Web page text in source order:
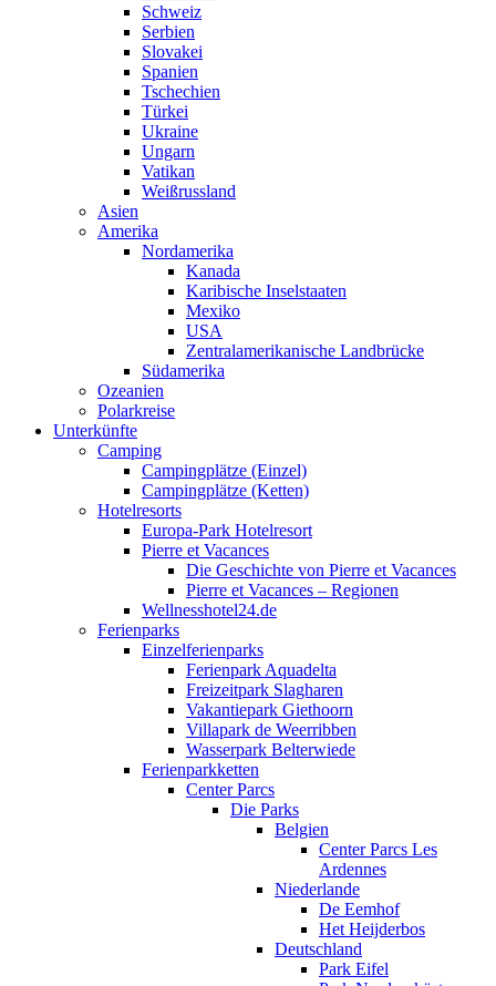
Schweiz
Serbien
Slovakei
Spanien
Tschechien
Türkei
Ukraine
Ungarn
Vatikan
Weißrussland
Asien
Amerika
Nordamerika
Kanada
Karibische Inselstaaten
Mexiko
USA
Zentralamerikanische Landbrücke
Südamerika
Ozeanien
Polarkreise
Unterkünfte
Camping
Campingplätze (Einzel)
Campingplätze (Ketten)
Hotelresorts
Europa-Park Hotelresort
Pierre et Vacances
Die Geschichte von Pierre et Vacances
Pierre et Vacances – Regionen
Wellnesshotel24.de
Ferienparks
Einzelferienparks
Ferienpark Aquadelta
Freizeitpark Slagharen
Vakantiepark Giethoorn
Villapark de Weerribben
Wasserpark Belterwiede
Ferienparkketten
Center Parcs
Die Parks
Belgien
Center Parcs Les
Ardennes
Niederlande
De Eemhof
Het Heijderbos
Deutschland
Park Eifel